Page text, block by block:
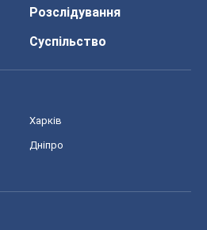
Розслідування
Суспільство
Харків
Дніпро